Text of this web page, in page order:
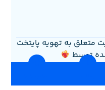
به تهویه پایتخت
توسط